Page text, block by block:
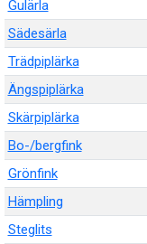
Gulärla
Sädesärla
Trädpiplärka
Ängspiplärka
Skärpiplärka
Bo-/bergfink
Grönfink
Hämpling
Steglits